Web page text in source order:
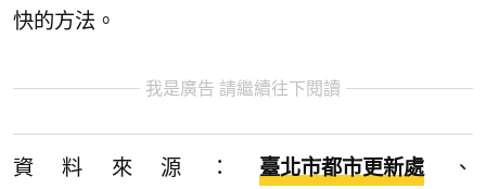
快的方法。
我是廣告 請繼續往下閱讀
資料來源： 臺北市都市更新處、